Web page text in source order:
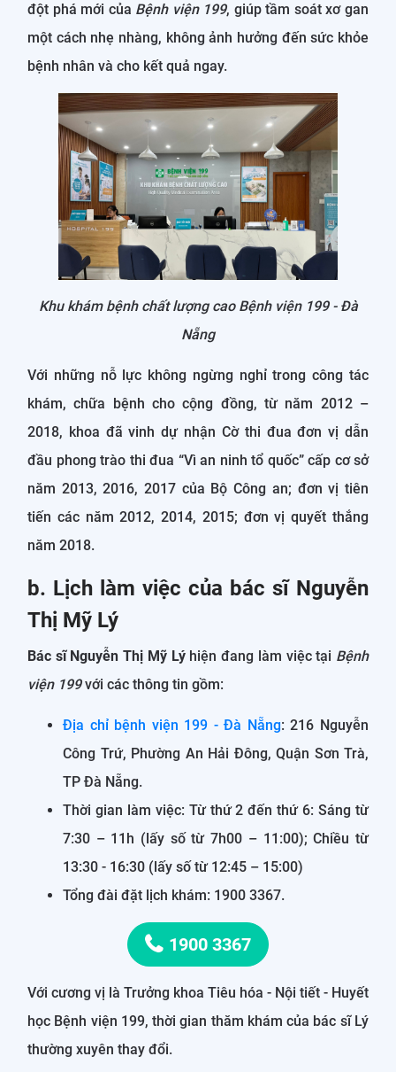
đột phá mới của Bệnh viện 199, giúp tầm soát xơ gan
một cách nhẹ nhàng, không ảnh hưởng đến sức khỏe
bệnh nhân và cho kết quả ngay.
Khu khám bệnh chất lượng cao Bệnh viện 199 - Đà
Nẵng
Với những nỗ lực không ngừng nghỉ trong công tác
khám, chữa bệnh cho cộng đồng, từ năm 2012 –
2018, khoa đã vinh dự nhận Cờ thi đua đơn vị dẫn
đầu phong trào thi đua “Vì an ninh tổ quốc” cấp cơ sở
năm 2013, 2016, 2017 của Bộ Công an; đơn vị tiên
tiến các năm 2012, 2014, 2015; đơn vị quyết thắng
năm 2018.
b. Lịch làm việc của bác sĩ Nguyễn
Thị Mỹ Lý
Bác sĩ Nguyễn Thị Mỹ Lýhiện đang làm việc tại Bệnh
viện 199với các thông tin gồm:
Địa chỉ bệnh viện 199 - Đà Nẵng: 216 Nguyễn
Công Trứ, Phường An Hải Đông, Quận Sơn Trà,
TP Đà Nẵng.
Thời gian làm việc: Từ thứ 2 đến thứ 6: Sáng từ
7:30 – 11h (lấy số từ 7h00 – 11:00); Chiều từ
13:30 - 16:30 (lấy số từ 12:45 – 15:00)
Tổng đài đặt lịch khám: 1900 3367.
1900 3367
Với cương vị là Trưởng khoa Tiêu hóa - Nội tiết - Huyết
học Bệnh viện 199, thời gian thăm khám của bác sĩ Lý
thường xuyên thay đổi.